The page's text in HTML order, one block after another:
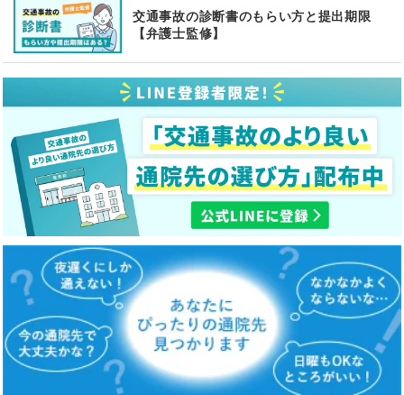
交通事故の診断書のもらい方と提出期限
【弁護士監修】